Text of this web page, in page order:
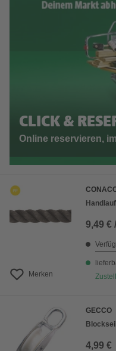
CLICK &
Online reservieren,
Merken
9,49 €
GECCO
4,99 €